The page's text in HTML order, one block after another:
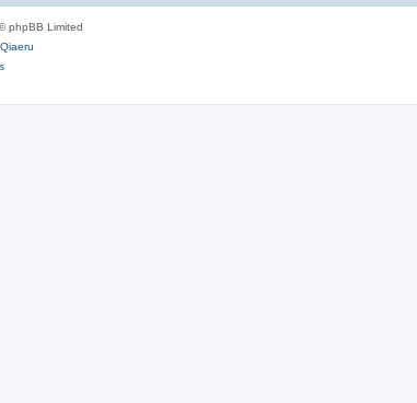
phpBB Limited
Qiaeru